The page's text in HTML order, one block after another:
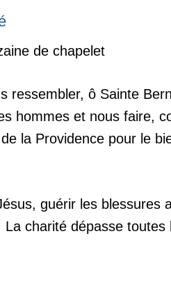
de chapelet
ressembler, ô Sainte
hommes et nous faire,
la Providence pour le
guérir les blessures
La charité dépasse toutes